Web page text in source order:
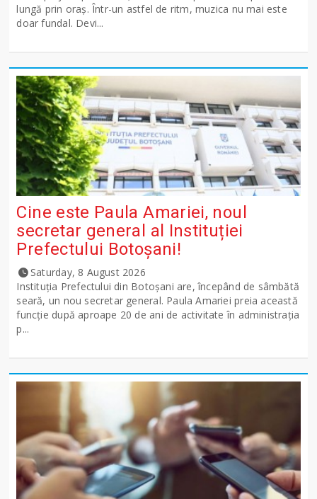
lungă prin oraș. Într-un astfel de ritm, muzica nu mai este
doar fundal. Devi...
Cine este Paula Amariei, noul
secretar general al Instituției
Prefectului Botoșani!
Saturday, 8 August 2026
Instituția Prefectului din Botoșani are, începând de sâmbătă
seară, un nou secretar general. Paula Amariei preia această
funcție după aproape 20 de ani de activitate în administrația
p...